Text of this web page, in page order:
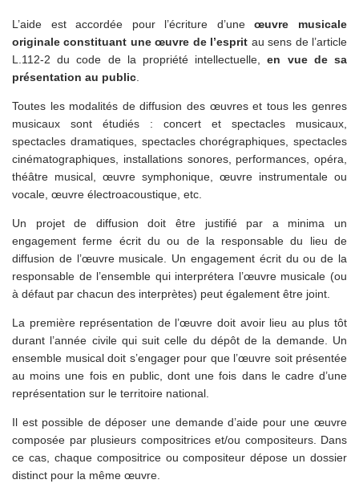
L’aide est accordée pour l’écriture d’uneœuvre musicale
originale constituant une œuvre de l’esprit au sens de l’article
L.112-2 du code de la propriété intellectuelle ,en vue de sa
présentation au public
Toutes les modalités de diffusion des œuvres et tous les genres
musicaux sont étudiés : concert et spectacles musicaux,
spectacles dramatiques, spectacles chorégraphiques, spectacles
cinématographiques, installations sonores, performances, opéra,
théâtre musical, œuvre symphonique, œuvre instrumentale ou
vocale, œuvre électroacoustique, etc.
Un projet de diffusion doit être justifié par a minima un
engagement ferme écrit du ou de la responsable du lieu de
diffusion de l’œuvre musicale. Un engagement écrit du ou de la
responsable de l’ensemble qui interprétera l’œuvre musicale (ou
à défaut par chacun des interprètes) peut également être joint.
La première représentation de l’œuvre doit avoir lieu au plus tôt
durant l’année civile qui suit celle du dépôt de la demande. Un
ensemble musical doit s’engager pour que l’œuvre soit présentée
au moins une fois en public, dont une fois dans le cadre d’une
représentation sur le territoire national.
Il est possible de déposer une demande d’aide pour une œuvre
composée par plusieurs compositrices et/ou compositeurs. Dans
ce cas, chaque compositrice ou compositeur dépose un dossier
distinct pour la même œuvre.